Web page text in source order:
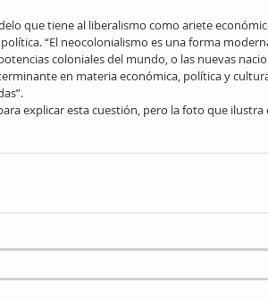
que tiene al liberalismo como ariete
“El neocolonialismo es una forma
coloniales del mundo, o las nuevas
en materia económica, política y
explicar esta cuestión, pero la foto que ilustra